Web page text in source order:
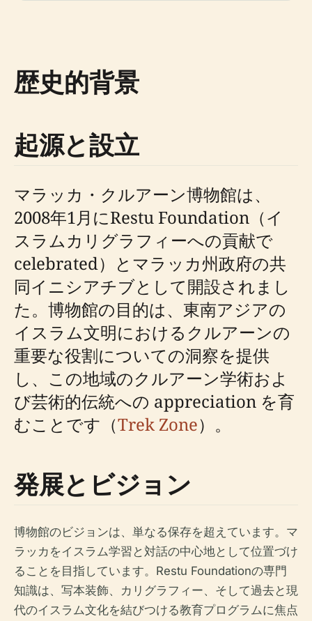
歴史的背景
起源と設立
マラッカ・クルアーン博物館は、
2008年1月にRestu Foundation（イ
スラムカリグラフィーへの貢献で
celebrated）とマラッカ州政府の共
同イニシアチブとして開設されまし
た。博物館の目的は、東南アジアの
イスラム文明におけるクルアーンの
重要な役割についての洞察を提供
し、この地域のクルアーン学術およ
び芸術的伝統への appreciation を育
むことです（Trek Zone）。
発展とビジョン
博物館のビジョンは、単なる保存を超えています。マ
ラッカをイスラム学習と対話の中心地として位置づけ
ることを目指しています。Restu Foundationの専門
知識は、写本装飾、カリグラフィー、そして過去と現
代のイスラム文化を結びつける教育プログラムに焦点